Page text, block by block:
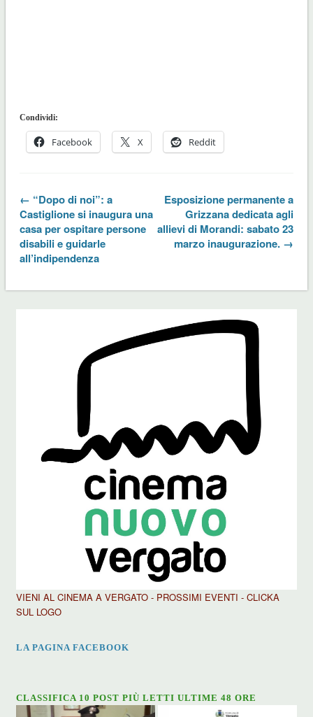
Condividi:
Facebook X Reddit
← “Dopo di noi”: a
Castiglione si inaugura una
casa per ospitare persone
disabili e guidarle
all’indipendenza
Esposizione permanente a
Grizzana dedicata agli
allievi di Morandi: sabato 23
marzo inaugurazione. →
VIENI AL CINEMA A VERGATO - PROSSIMI EVENTI - CLICKA
SUL LOGO
LA PAGINA FACEBOOK
CLASSIFICA 10 POST PIÙ LETTI ULTIME 48 ORE